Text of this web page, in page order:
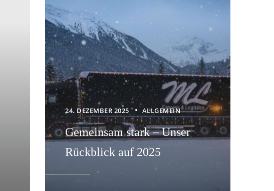
24. DEZEMBER 2025 ALLGEMEIN
Gemeinsam stark – Unser
Rückblick auf 2025